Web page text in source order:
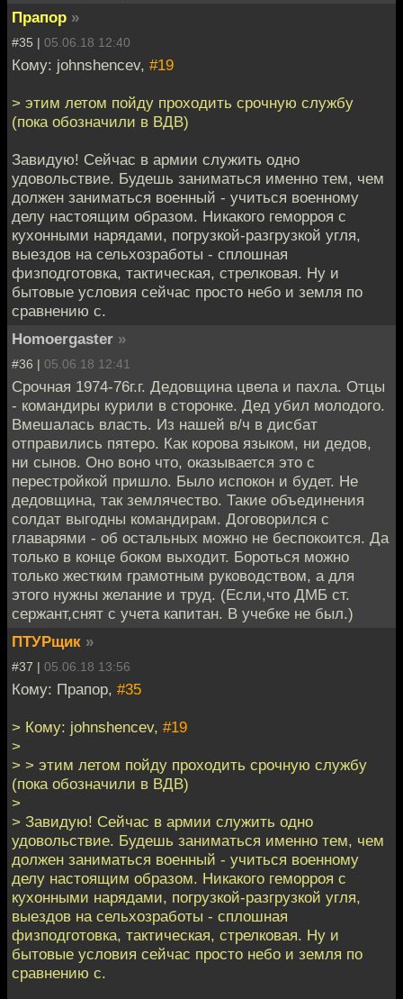
Прапор »
#35 | 05.06.18 12:40
Кому: johnshencev, #19
> этим летом пойду проходить срочную службу
(пока обозначили в ВДВ)
Завидую! Сейчас в армии служить одно
удовольствие. Будешь заниматься именно тем, чем
должен заниматься военный - учиться военному
делу настоящим образом. Никакого геморроя с
кухонными нарядами, погрузкой-разгрузкой угля,
выездов на сельхозработы - сплошная
физподготовка, тактическая, стрелковая. Ну и
бытовые условия сейчас просто небо и земля по
сравнению с.
Homoergaster »
#36 | 05.06.18 12:41
Срочная 1974-76г.г. Дедовщина цвела и пахла. Отцы
- командиры курили в сторонке. Дед убил молодого.
Вмешалась власть. Из нашей в/ч в дисбат
отправились пятеро. Как корова языком, ни дедов,
ни сынов. Оно воно что, оказывается это с
перестройкой пришло. Было испокон и будет. Не
дедовщина, так землячество. Такие объединения
солдат выгодны командирам. Договорился с
главарями - об остальных можно не беспокоится. Да
только в конце боком выходит. Бороться можно
только жестким грамотным руководством, а для
этого нужны желание и труд. (Если,что ДМБ ст.
сержант,снят с учета капитан. В учебке не был.)
ПТУРщик »
#37 | 05.06.18 13:56
Кому: Прапор, #35
> Кому: johnshencev, #19
>
> > этим летом пойду проходить срочную службу
(пока обозначили в ВДВ)
>
> Завидую! Сейчас в армии служить одно
удовольствие. Будешь заниматься именно тем, чем
должен заниматься военный - учиться военному
делу настоящим образом. Никакого геморроя с
кухонными нарядами, погрузкой-разгрузкой угля,
выездов на сельхозработы - сплошная
физподготовка, тактическая, стрелковая. Ну и
бытовые условия сейчас просто небо и земля по
сравнению с.